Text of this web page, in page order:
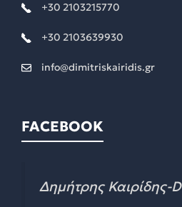
+30 2103215770
+30 2103639930
info@dimitriskairidis.gr
FACEBOOK
Δημήτρης Καιρίδης-